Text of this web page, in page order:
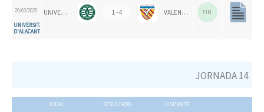
29/03/2025
UNIVERSITAT
D'ALACANT
UNIVERSITAT D'ALACANT - SAN VICENTE B 1 - 4 VALENCIA CH FIN
JORNADA 14
LOCAL RESULTADO VISITANTE